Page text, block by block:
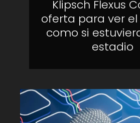
Klipsch Flexus
oferta para ver
como si
estadio